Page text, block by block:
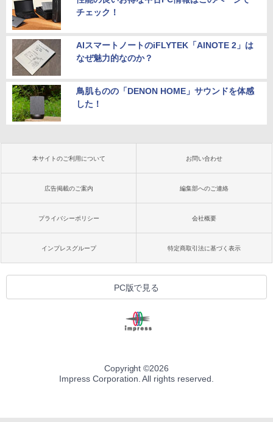
チェック！
AIスマートノートのiFLYTEK「AINOTE 2」は
なぜ魅力的なのか？
鳥肌ものの「DENON HOME」サウンドを体感
した！
本サイトのご利用について お問い合わせ
広告掲載のご案内 編集部へのご連絡
プライバシーポリシー 会社概要
インプレスグループ 特定商取引法に基づく表示
PC版で見る
Copyright ©2026
Impress Corporation. All rights reserved.